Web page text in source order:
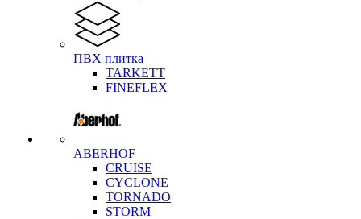
ПВХ плитка
TARKETT
FINEFLEX
ABERHOF
CRUISE
CYCLONE
TORNADO
STORM